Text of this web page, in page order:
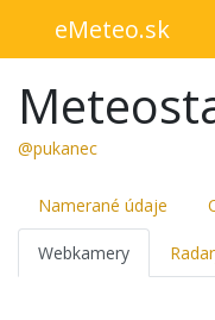
eMeteo.sk
@pukanec
Namerané údaje
Webkamery